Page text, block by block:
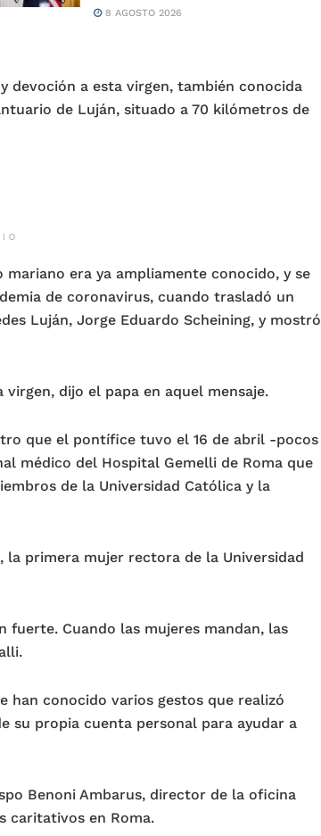
8 AGOSTO 2026
devoción a esta virgen, también conocida
de Luján, situado a 70 kilómetros de
era ya ampliamente conocido, y se
de coronavirus, cuando trasladó un
Luján, Jorge Eduardo Scheining, y mostró
dijo el papa en aquel mensaje.
que el pontífice tuvo el 16 de abril -pocos
médico del Hospital Gemelli de Roma que
de la Universidad Católica y la
primera mujer rectora de la Universidad
fuerte. Cuando las mujeres mandan, las
han conocido varios gestos que realizó
su propia cuenta personal para ayudar a
Benoni Ambarus, director de la oficina
caritativos en Roma.